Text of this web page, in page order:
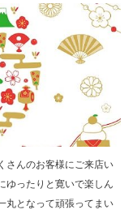
さんのお客様にご来店い
ゆったりと寛いで楽しん
丸となって頑張ってまい